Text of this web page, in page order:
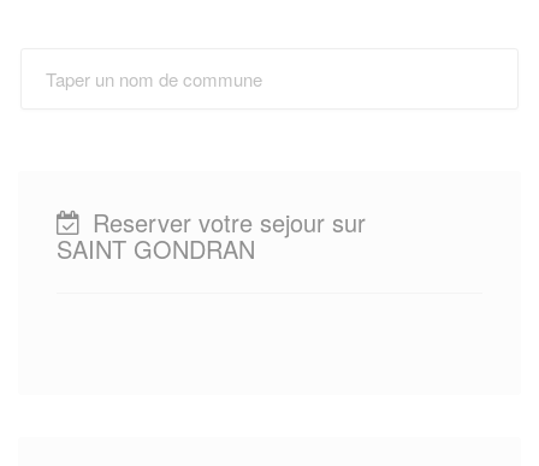
Reserver votre sejour sur
SAINT GONDRAN